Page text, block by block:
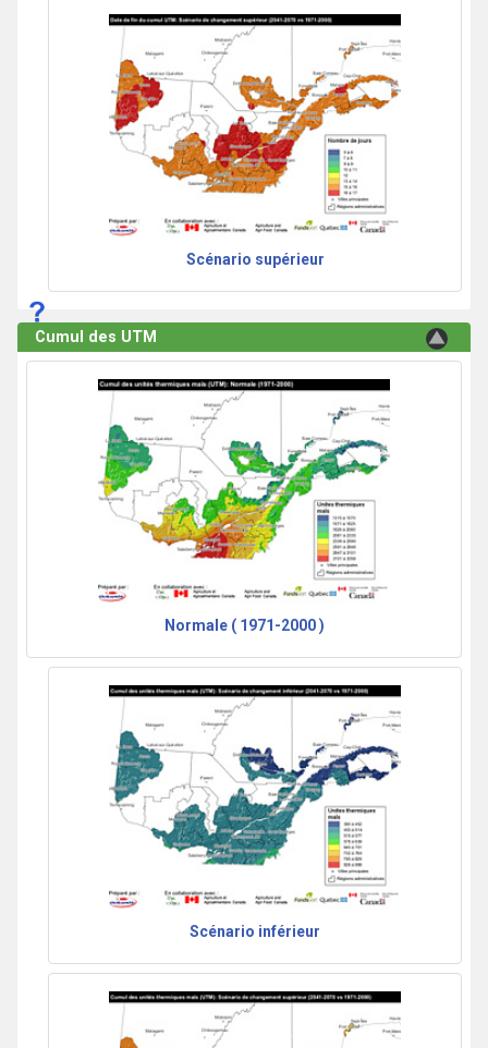
Scénario supérieur
Cumul des UTM
Normale ( 1971-2000 )
Scénario inférieur